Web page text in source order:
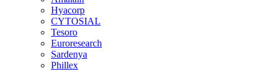
Hyacorp
CYTOSIAL
Tesoro
Euroresearch
Sardenya
Phillex